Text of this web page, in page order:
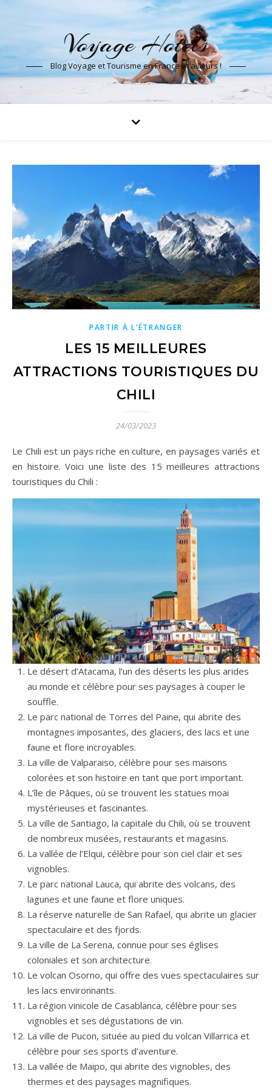
Voyage Hotels
Blog Voyage et Tourisme en France et ailleurs !
PARTIR À L’ÉTRANGER
LES 15 MEILLEURES
ATTRACTIONS TOURISTIQUES DU
CHILI
24/03/2023
Le Chili est un pays riche en culture, en paysages variés et
en histoire. Voici une liste des 15 meilleures attractions
touristiques du Chili :
Le désert d’Atacama, l’un des déserts les plus arides
au monde et célèbre pour ses paysages à couper le
souffle.
Le parc national de Torres del Paine, qui abrite des
montagnes imposantes, des glaciers, des lacs et une
faune et flore incroyables.
La ville de Valparaiso, célèbre pour ses maisons
colorées et son histoire en tant que port important.
L’île de Pâques, où se trouvent les statues moai
mystérieuses et fascinantes.
La ville de Santiago, la capitale du Chili, où se trouvent
de nombreux musées, restaurants et magasins.
La vallée de l’Elqui, célèbre pour son ciel clair et ses
vignobles.
Le parc national Lauca, qui abrite des volcans, des
lagunes et une faune et flore uniques.
La réserve naturelle de San Rafael, qui abrite un glacier
spectaculaire et des fjords.
La ville de La Serena, connue pour ses églises
coloniales et son architecture.
Le volcan Osorno, qui offre des vues spectaculaires sur
les lacs environnants.
La région vinicole de Casablanca, célèbre pour ses
vignobles et ses dégustations de vin.
La ville de Pucon, située au pied du volcan Villarrica et
célèbre pour ses sports d’aventure.
La vallée de Maipo, qui abrite des vignobles, des
thermes et des paysages magnifiques.